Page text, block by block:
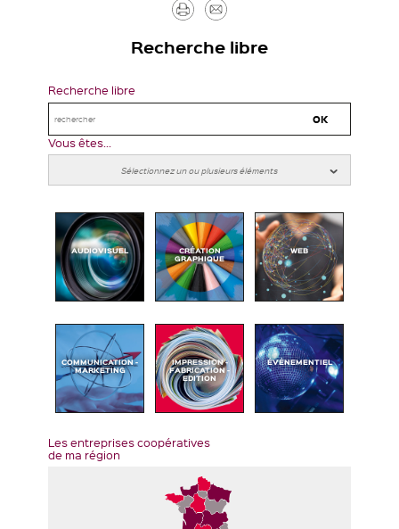
Imprimer
Recherche libre
Recherche libre
Vous êtes...
AUDIOVISUEL CRÉATION
GRAPHIQUE
WEB
COMMUNICATION -
MARKETING
IMPRESSION -
FABRICATION -
EDITION
ÉVÉNEMENTIEL
Les entreprises coopératives
de ma région